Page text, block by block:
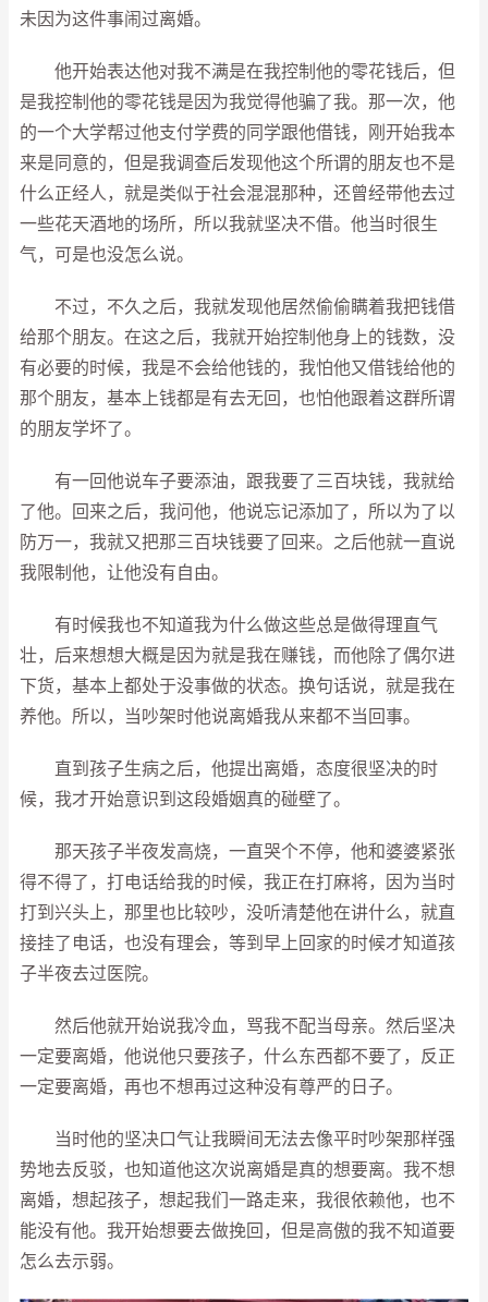
未因为这件事闹过离婚。
他开始表达他对我不满是在我控制他的零花钱后，但
是我控制他的零花钱是因为我觉得他骗了我。那一次，他
的一个大学帮过他支付学费的同学跟他借钱，刚开始我本
来是同意的，但是我调查后发现他这个所谓的朋友也不是
什么正经人，就是类似于社会混混那种，还曾经带他去过
一些花天酒地的场所，所以我就坚决不借。他当时很生
气，可是也没怎么说。
不过，不久之后，我就发现他居然偷偷瞒着我把钱借
给那个朋友。在这之后，我就开始控制他身上的钱数，没
有必要的时候，我是不会给他钱的，我怕他又借钱给他的
那个朋友，基本上钱都是有去无回，也怕他跟着这群所谓
的朋友学坏了。
有一回他说车子要添油，跟我要了三百块钱，我就给
了他。回来之后，我问他，他说忘记添加了，所以为了以
防万一，我就又把那三百块钱要了回来。之后他就一直说
我限制他，让他没有自由。
有时候我也不知道我为什么做这些总是做得理直气
壮，后来想想大概是因为就是我在赚钱，而他除了偶尔进
下货，基本上都处于没事做的状态。换句话说，就是我在
养他。所以，当吵架时他说离婚我从来都不当回事。
直到孩子生病之后，他提出离婚，态度很坚决的时
候，我才开始意识到这段婚姻真的碰壁了。
那天孩子半夜发高烧，一直哭个不停，他和婆婆紧张
得不得了，打电话给我的时候，我正在打麻将，因为当时
打到兴头上，那里也比较吵，没听清楚他在讲什么，就直
接挂了电话，也没有理会，等到早上回家的时候才知道孩
子半夜去过医院。
然后他就开始说我冷血，骂我不配当母亲。然后坚决
一定要离婚，他说他只要孩子，什么东西都不要了，反正
一定要离婚，再也不想再过这种没有尊严的日子。
当时他的坚决口气让我瞬间无法去像平时吵架那样强
势地去反驳，也知道他这次说离婚是真的想要离。我不想
离婚，想起孩子，想起我们一路走来，我很依赖他，也不
能没有他。我开始想要去做挽回，但是高傲的我不知道要
怎么去示弱。